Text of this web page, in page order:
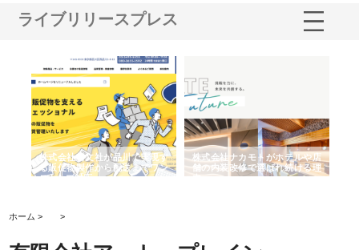
ライブリリースプレス
株式会社耕文社が品川で実現す
る販促物製作から配送までワン
ストップ対応
株式会社ナカモトがホテルや店
舗の内装改修で選ばれ続ける理
由
ホーム > >